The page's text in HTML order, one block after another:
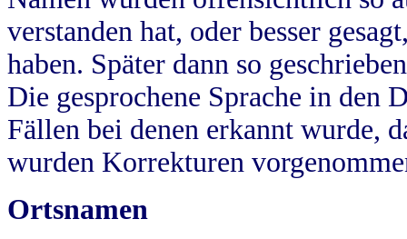
verstanden hat, oder besser
haben. Später dann so
Die gesprochene Sprache in
Fällen bei denen erkannt wurde,
wurden Korrekturen
Ortsnamen